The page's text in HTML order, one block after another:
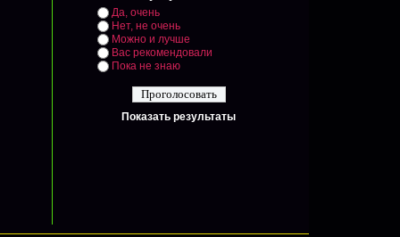
Да, очень
Нет, не очень
Можно и лучше
Вас рекомендовали
Пока не знаю
Показать результаты